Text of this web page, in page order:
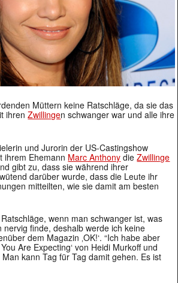
Müttern keine Ratschläge, da sie das
ihrenZwillingen schwanger war und alle ihre
und Jurorin der US-Castingshow
ihrem Ehemann Marc Anthony dieZwillinge
gibt zu, dass sie während ihrer
darüber wurde, dass die Leute ihr
mitteilten, wie sie damit am besten
wenn man schwanger ist, was
nervig finde, deshalb werde ich keine
dem Magazin ‚OK!‘. “Ich habe aber
Are Expecting‘ von Heidi Murkoff und
kann Tag für Tag damit gehen. Es ist